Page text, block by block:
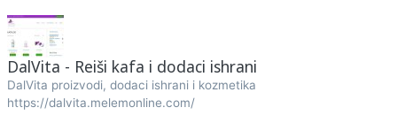
DalVita - Reiši kafa i dodaci ishrani
DalVita proizvodi, dodaci ishrani i kozmetika
https://dalvita.melemonline.com/